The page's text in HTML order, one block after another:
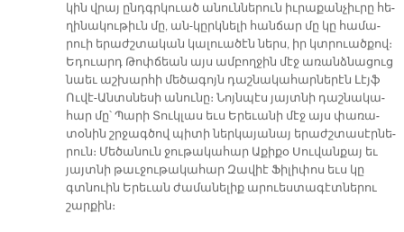
կին վրայ ընդգր­կուած ա­նուն­նե­րուն իւ­րա­քան­չիւ­րը հե­
ղի­նա­կու­թիւն մը, ան-կըրկ­նե­լի հան­ճար մը կը հա­մա­
րուի ե­րաժշ­տա­կան կա­լուա­ծէն ներս, իր կտրուած­քով։
Եդուարդ Թոփ­ճեան այս ամ­բող­ջին մէջ ա­ռանձ­նա­ցուց
նաեւ աշ­խար­հի մե­ծա­գոյն դաշնա­կա­հար­նե­րէն Լէյֆ
Ու­վէ-Անտս­նե­սի ա­նու­նը։ Նոյն­պէս յայտ­նի դաշ­նակա­
հար մը՝ Պա­րի Տուկ­լաս եւս Ե­րե­ւա­նի մէջ այս փա­ռա­
տօ­նին շրջագ­ծով պի­տի ներ­կա­յա­նայ ե­րաժշ­տա­սէր­նե­
րուն։ Մե­ծա­նուն ջու­թա­կա­հար Ա­քի­քօ Սու­վան­քայ եւ
յայտ­նի թաւ­ջու­թա­կա­հար Զա­վիէ Ֆի­լի­փոս եւս կը
գտնուին Ե­րե­ւան ժա­մա­նե­լիք ա­րուես­տա­գէտ­նե­րու
շար­քին։